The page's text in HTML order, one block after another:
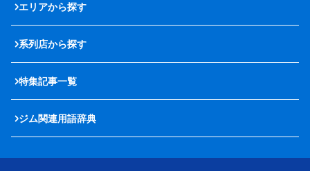
エリアから探す
系列店から探す
特集記事一覧
ジム関連用語辞典